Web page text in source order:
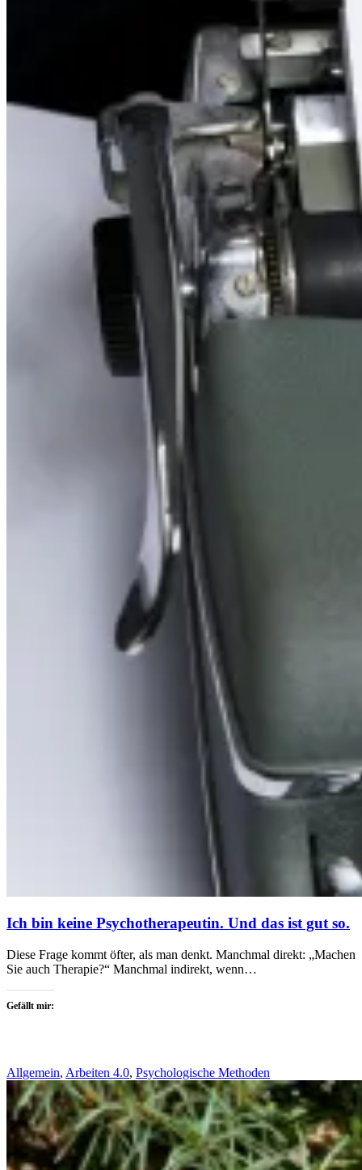
Ich bin keine Psychotherapeutin. Und das ist gut so.
Diese Frage kommt öfter, als man denkt. Manchmal direkt: „Machen
Sie auch Therapie?“ Manchmal indirekt, wenn…
Gefällt mir:
Allgemein, Arbeiten 4.0, Psychologische Methoden